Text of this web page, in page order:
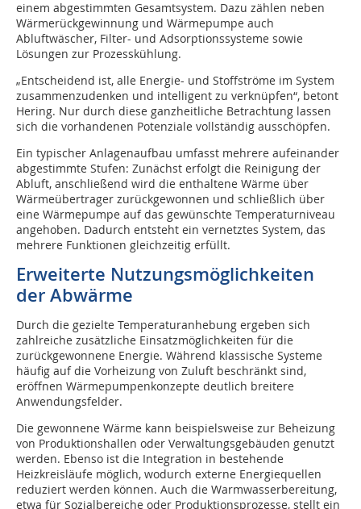
einem abgestimmten Gesamtsystem. Dazu zählen neben
Wärmerückgewinnung und Wärmepumpe auch
Abluftwäscher, Filter- und Adsorptionssysteme sowie
Lösungen zur Prozesskühlung.
„Entscheidend ist, alle Energie- und Stoffströme im System
zusammenzudenken und intelligent zu verknüpfen“, betont
Hering. Nur durch diese ganzheitliche Betrachtung lassen
sich die vorhandenen Potenziale vollständig ausschöpfen.
Ein typischer Anlagenaufbau umfasst mehrere aufeinander
abgestimmte Stufen: Zunächst erfolgt die Reinigung der
Abluft, anschließend wird die enthaltene Wärme über
Wärmeübertrager zurückgewonnen und schließlich über
eine Wärmepumpe auf das gewünschte Temperaturniveau
angehoben. Dadurch entsteht ein vernetztes System, das
mehrere Funktionen gleichzeitig erfüllt.
Erweiterte Nutzungsmöglichkeiten
der Abwärme
Durch die gezielte Temperaturanhebung ergeben sich
zahlreiche zusätzliche Einsatzmöglichkeiten für die
zurückgewonnene Energie. Während klassische Systeme
häufig auf die Vorheizung von Zuluft beschränkt sind,
eröffnen Wärmepumpenkonzepte deutlich breitere
Anwendungsfelder.
Die gewonnene Wärme kann beispielsweise zur Beheizung
von Produktionshallen oder Verwaltungsgebäuden genutzt
werden. Ebenso ist die Integration in bestehende
Heizkreisläufe möglich, wodurch externe Energiequellen
reduziert werden können. Auch die Warmwasserbereitung,
etwa für Sozialbereiche oder Produktionsprozesse, stellt ein